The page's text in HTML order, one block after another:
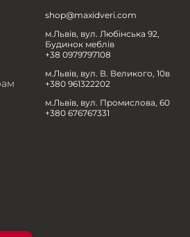
shop@maxidveri.com
м.Львів, вул. Любінська 92,
Будинок меблів
+38 0979797108
м.Львів, вул. В. Великого, 10в
+380 961322202
м.Львів, вул. Промислова, 60
+380 676767331